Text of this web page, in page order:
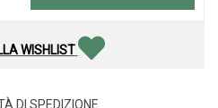
WISHLIST
DI SPEDIZIONE